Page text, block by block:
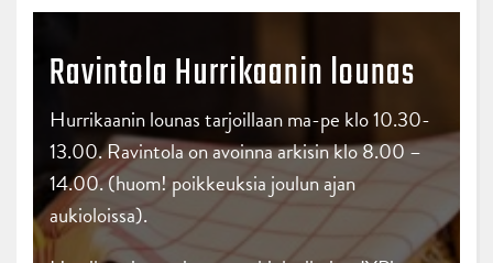
Ravintola Hurrikaanin lounas
Hurrikaanin lounas tarjoillaan ma-pe klo 10.30-
13.00. Ravintola on avoinna arkisin klo 8.00 –
14.00. (huom! poikkeuksia joulun ajan
aukioloissa).